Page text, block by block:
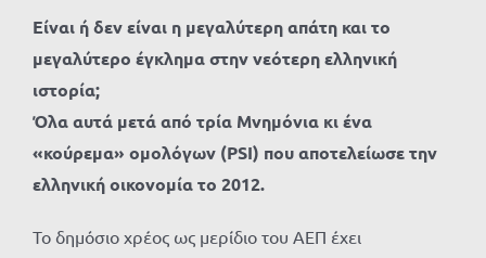
Είναι ή δεν είναι η μεγαλύτερη απάτη και το
μεγαλύτερο έγκλημα στην νεότερη ελληνική
ιστορία;
Όλα αυτά μετά από τρία Μνημόνια κι ένα
«κούρεμα» ομολόγων (PSI) που αποτελείωσε την
ελληνική οικονομία το 2012.
Το δημόσιο χρέος ως μερίδιο του ΑΕΠ έχει